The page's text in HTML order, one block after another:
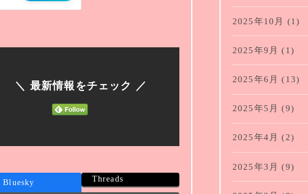
＼ 最新情報をチェック ／
Bluesky Threads
2025年10月 (1)
2025年9月 (1)
2025年6月 (13)
2025年5月 (9)
2025年4月 (2)
2025年3月 (9)